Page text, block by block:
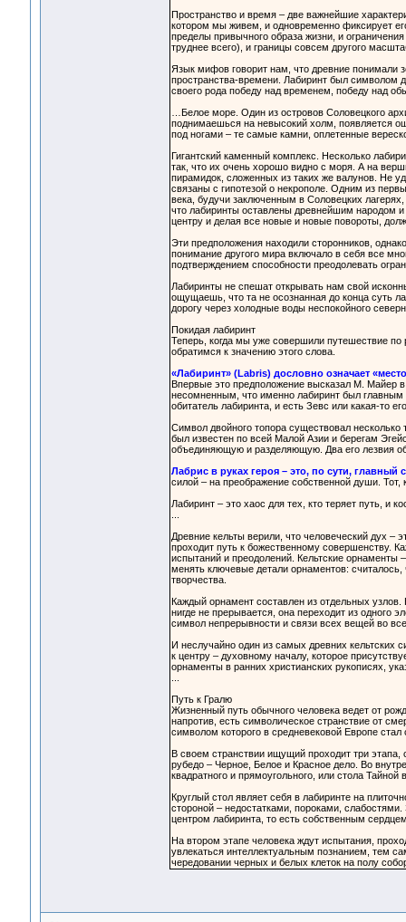
Пространство и время – две важнейшие
котором мы живем, и одновременно фиксирует
пределы привычного образа жизни, и
труднее всего), и границы совсем другого
Язык мифов говорит нам, что древние понимали
пространства-времени. Лабиринт был символом
своего рода победу над временем, победу над
…Белое море. Один из островов Соловецкого
поднимаешься на невысокий холм, появляется
под ногами – те самые камни, оплетенные
Гигантский каменный комплекс. Несколько
так, что их очень хорошо видно с моря. А на
пирамидок, сложенных из таких же валунов. Не
связаны с гипотезой о некрополе. Одним из
века, будучи заключенным в Соловецких
что лабиринты оставлены древнейшим народом
центру и делая все новые и новые повороты,
Эти предположения находили сторонников,
понимание другого мира включало в себя все
подтверждением способности преодолевать
Лабиринты не спешат открывать нам свой
ощущаешь, что та не осознанная до конца суть
дорогу через холодные воды неспокойного
Покидая лабиринт
Теперь, когда мы уже совершили путешествие по
обратимся к значению этого слова.
«Лабиринт» (Labris) дословно означает
Впервые это предположение высказал М. Майер
несомненным, что именно лабиринт был
обитатель лабиринта, и есть Зевс или какая-то
Символ двойного топора существовал
был известен по всей Малой Азии и берегам
объединяющую и разделяющую. Два его лезвия
Лабрис в руках героя – это, по сути, главный
силой – на преображение собственной души.
Лабиринт – это хаос для тех, кто теряет путь, и
Древние кельты верили, что человеческий дух –
проходит путь к божественному совершенству.
испытаний и преодолений. Кельтские орнаменты
менять ключевые детали орнаментов:
творчества.
Каждый орнамент составлен из отдельных
нигде не прерывается, она переходит из одного
символ непрерывности и связи всех вещей во
И неслучайно один из самых древних кельтских
к центру – духовному началу, которое
орнаменты в ранних христианских рукописях,
Путь к Гралю
Жизненный путь обычного человека ведет от
напротив, есть символическое странствие от
символом которого в средневековой Европе стал
В своем странствии ищущий проходит три
рубедо – Черное, Белое и Красное дело. Во
квадратного и прямоугольного, или стола Тайной
Круглый стол являет себя в лабиринте на
стороной – недостатками, пороками,
центром лабиринта, то есть собственным
На втором этапе человека ждут испытания,
увлекаться интеллектуальным познанием, тем
чередовании черных и белых клеток на полу